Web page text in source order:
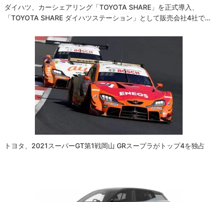
ダイハツ、カーシェアリング「TOYOTA SHARE」を正式導入、
「TOYOTA SHARE ダイハツステーション」として販売会社4社で…
トヨタ、2021スーパーGT第1戦岡山 GRスープラがトップ4を独占